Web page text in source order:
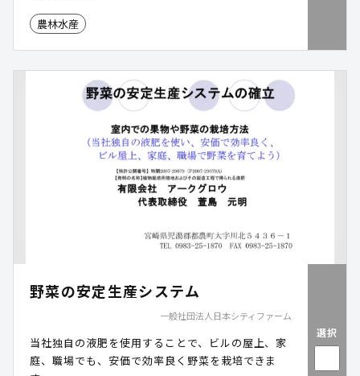
農林水産
野菜の安定生産システム
一般社団法人日本シティファーム
当社独自の液肥を使用することで、ビルの屋上、家
庭、職場でも、安価で効率良く野菜を栽培できま
選択